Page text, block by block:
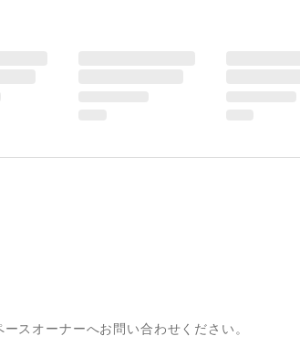
スオーナーへお問い合わせください。